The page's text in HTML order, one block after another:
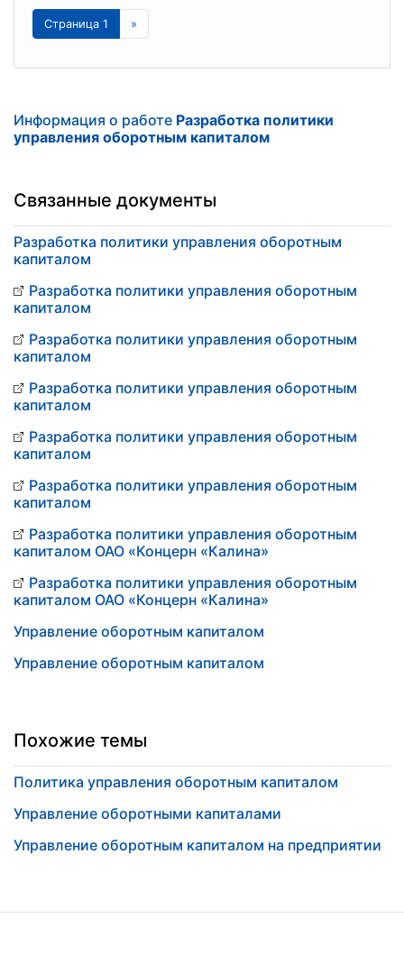
Страница 1 »
Информация о работе Разработка политики
управления оборотным капиталом
Связанные документы
Разработка политики управления оборотным
капиталом
Разработка политики управления оборотным
капиталом
Разработка политики управления оборотным
капиталом
Разработка политики управления оборотным
капиталом
Разработка политики управления оборотным
капиталом
Разработка политики управления оборотным
капиталом
Разработка политики управления оборотным
капиталом ОАО «Концерн «Калина»
Разработка политики управления оборотным
капиталом ОАО «Концерн «Калина»
Управление оборотным капиталом
Управление оборотным капиталом
Похожие темы
Политика управления оборотным капиталом
Управление оборотными капиталами
Управление оборотным капиталом на предприятии